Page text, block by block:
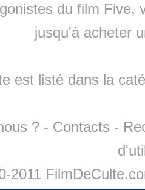
du film Five,
jusqu'à acheter
est listé dans la
? - Contacts -
2011